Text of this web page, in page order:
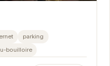
parking
bouilloire